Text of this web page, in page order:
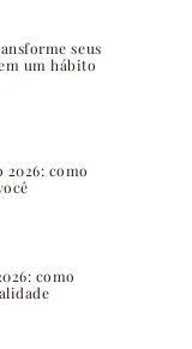
seus
um hábito
2026: como
como